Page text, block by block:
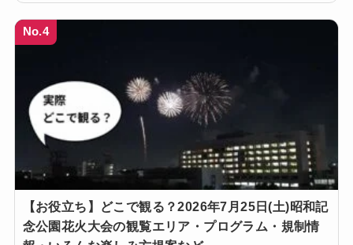
No.4
【お役立ち】どこで観る？2026年7月25日(土)昭和記
念公園花火大会の観覧エリア・プログラム・規制情